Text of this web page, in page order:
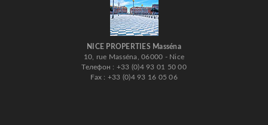
NICE PROPERTIES Masséna
10, rue Masséna, 06000 - Nice
Телефон : +33 (0)4 93 01 50 00
Fax : +33 (0)4 93 16 05 06